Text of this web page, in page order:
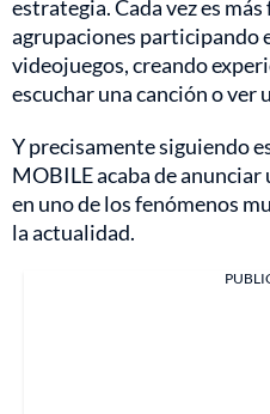
estrategia. Cada vez es
agrupaciones participando
videojuegos, creando
escuchar una canción o ver
Y precisamente siguiendo
MOBILE acaba de anunciar
en uno de los fenómenos
la actualidad.